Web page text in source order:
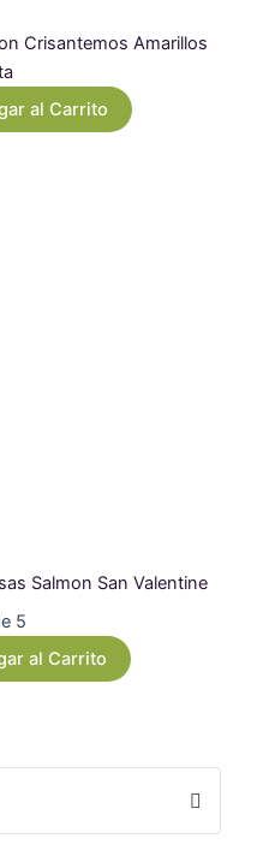
Crisantemos Amarillos
al Carrito
Salmon San Valentine
5
al Carrito